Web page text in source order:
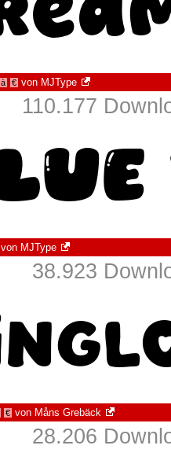
à € von MJType
110.177
von MJType
38.923
€ von Måns Grebäck
28.206